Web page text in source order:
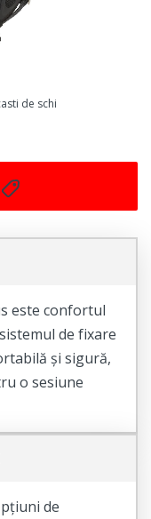
de asemenea,
de închidere cu
în funcție de
schi cu adevărat
de schi care îți
Comandă acum!
de schi
este confortul
de fixare
și sigură,
o sesiune
de